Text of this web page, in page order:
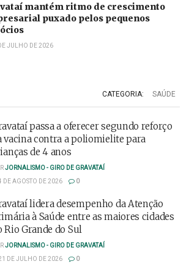
mantém ritmo de crescimento
puxado pelos pequenos
JULHO DE 2026
CATEGORIA: SAÚDE
passa a oferecer segundo reforço
vacina contra a poliomielite para
de 4 anos
JORNALISMO - GIRO DE GRAVATAÍ
DE AGOSTO DE 2026
0
lidera desempenho da Atenção
à Saúde entre as maiores cidades
Rio Grande do Sul
JORNALISMO - GIRO DE GRAVATAÍ
DE JULHO DE 2026
0